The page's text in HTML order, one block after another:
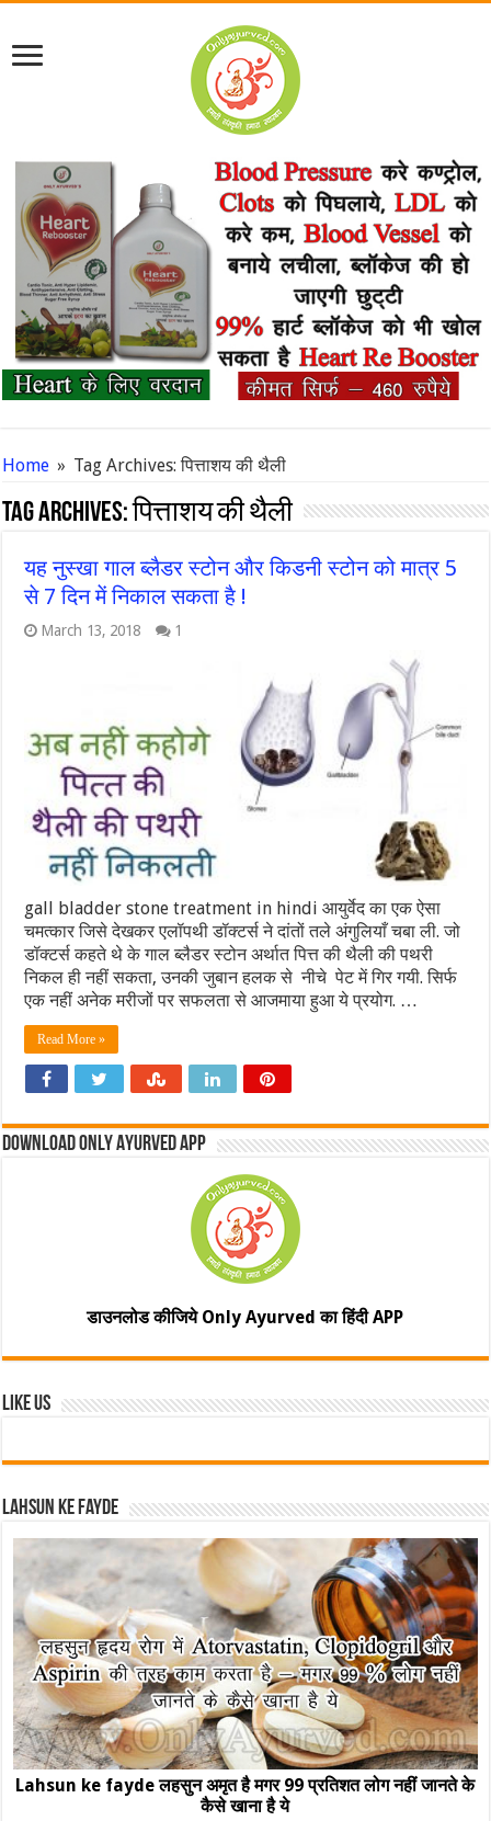
Home » Tag Archives: पित्ताशय की थैली
Tag Archives:पित्ताशय की थैली
यह नुस्खा गाल ब्लैडर स्टोन और किडनी स्टोन को मात्र 5
से 7 दिन में निकाल सकता है !
March 13, 2018 1
gall bladder stone treatment in hindi आयुर्वेद का एक ऐसा
चमत्कार जिसे देखकर एलॉपथी डॉक्टर्स ने दांतों तले अंगुलियाँ चबा ली. जो
डॉक्टर्स कहते थे के गाल ब्लैडर स्टोन अर्थात पित्त की थैली की पथरी
निकल ही नहीं सकता, उनकी जुबान हलक से नीचे पेट में गिर गयी. सिर्फ
एक नहीं अनेक मरीजों पर सफलता से आजमाया हुआ ये प्रयोग. …
Read More »
Download Only Ayurved App
डाउनलोड कीजिये Only Ayurved का हिंदी APP
Like Us
Lahsun ke fayde
Lahsun ke fayde लहसुन अमृत है मगर 99 प्रतिशत लोग नहीं जानते के
कैसे खाना है ये